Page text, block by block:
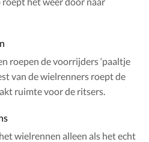
roepen de voorrijders ‘paaltje
van de wielrenners roept de
ruimte voor de ritsers.
wielrennen alleen als het echt